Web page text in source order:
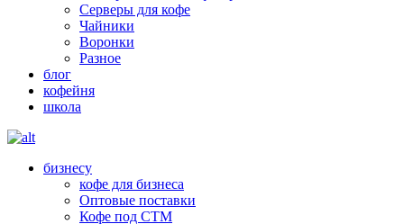
Серверы для кофе
Чайники
Воронки
Разное
блог
кофейня
школа
бизнесу
кофе для бизнеса
Оптовые поставки
Кофе под СТМ